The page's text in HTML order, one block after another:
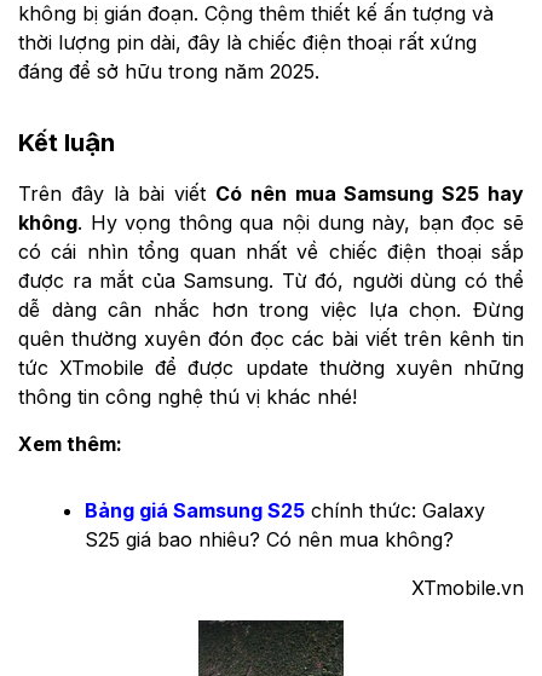
không bị gián đoạn. Cộng thêm thiết kế ấn tượng và
thời lượng pin dài, đây là chiếc điện thoại rất xứng
đáng để sở hữu trong năm 2025.
Kết luận
Trên đây là bài viết Có nên mua Samsung S25 hay
không. Hy vọng thông qua nội dung này, bạn đọc sẽ
có cái nhìn tổng quan nhất về chiếc điện thoại sắp
được ra mắt của Samsung. Từ đó, người dùng có thể
dễ dàng cân nhắc hơn trong việc lựa chọn. Đừng
quên thường xuyên đón đọc các bài viết trên kênh tin
tức XTmobile để được update thường xuyên những
thông tin công nghệ thú vị khác nhé!
Xem thêm:
Bảng giá Samsung S25 chính thức: Galaxy
S25 giá bao nhiêu? Có nên mua không?
XTmobile.vn